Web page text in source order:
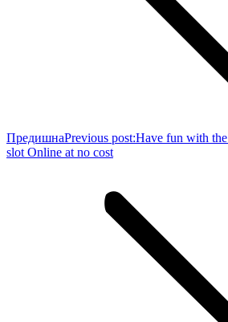
ПредишнаPrevious post:Have fun with
slot Online at no cost